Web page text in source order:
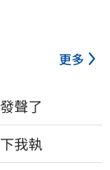
更多
聲了
我執